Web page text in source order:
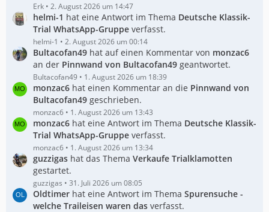
Erk 2. August 2026 um 14:47
helmi-1 hat eine Antwort im Thema Deutsche Klassik-
Trial WhatsApp-Gruppe verfasst.
helmi-1 2. August 2026 um 00:14
Bultacofan49 hat auf einen Kommentar von monzac6
an der Pinnwand von Bultacofan49 geantwortet.
Bultacofan49 1. August 2026 um 18:39
monzac6 hat einen Kommentar an die Pinnwand von
Bultacofan49 geschrieben.
monzac6 1. August 2026 um 13:43
monzac6 hat eine Antwort im Thema Deutsche Klassik-
Trial WhatsApp-Gruppe verfasst.
monzac6 1. August 2026 um 13:34
guzzigas hat das Thema Verkaufe Trialklamotten
gestartet.
guzzigas 31. Juli 2026 um 08:05
Oldtimer hat eine Antwort im Thema Spurensuche -
welche Traileisen waren das verfasst.